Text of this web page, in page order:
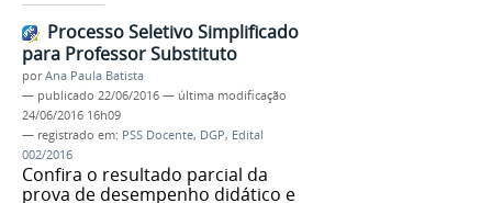
Processo Seletivo Simplificado
para Professor Substituto
porAna Paula Batista
— publicado 22/06/2016 — última modificação
24/06/2016 16h09
— registrado em: PSS Docente, DGP, Edital
002/2016
Confira o resultado parcial da
prova de desempenho didático e